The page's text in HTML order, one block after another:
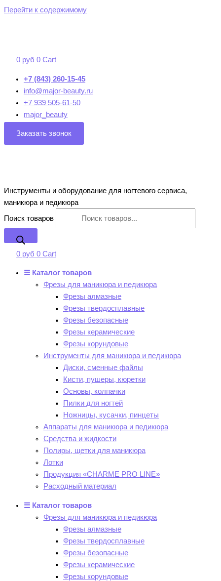
Перейти к содержимому
0 руб 0 Cart
+7 (843) 260-15-45
info@major-beauty.ru
+7 939 505-61-50
major_beauty
Заказать звонок
Инструменты и оборудование для ногтевого сервиса,
маникюра и педикюра
Поиск товаров
0 руб 0 Cart
☰ Каталог товаров
Фрезы для маникюра и педикюра
Фрезы алмазные
Фрезы твердосплавные
Фрезы безопасные
Фрезы керамические
Фрезы корундовые
Инструменты для маникюра и педикюра
Диски, сменные файлы
Кисти, пушеры, кюретки
Основы, колпачки
Пилки для ногтей
Ножницы, кусачки, пинцеты
Аппараты для маникюра и педикюра
Средства и жидкости
Полиры, щетки для маникюра
Лотки
Продукция «CHARME PRO LINE»
Расходный материал
☰ Каталог товаров
Фрезы для маникюра и педикюра
Фрезы алмазные
Фрезы твердосплавные
Фрезы безопасные
Фрезы керамические
Фрезы корундовые